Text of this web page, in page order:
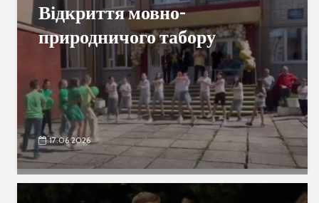
Відкриття мовно-
природничого табору
17.06.2026